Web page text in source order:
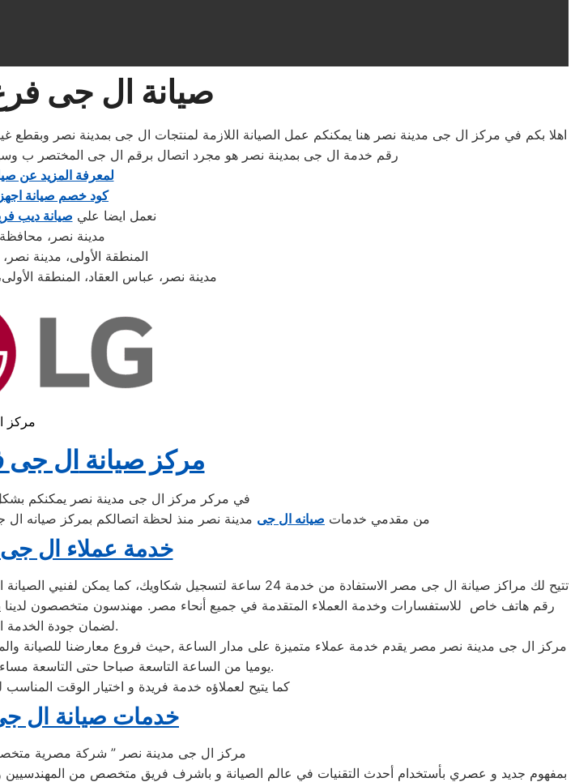
صيانة ال جى
اهلا بكم في مركز ال جى مدينة نصر هنا يمكنكم عمل الصيانة اللازمة لمنتجات ال جى بمدينة نصر
رقم خدمة ال جى بمدينة نصر هو مجرد اتصال برقم ال جى المختصر ب
لمعرفة المزيد عن
كود خصم صيانة
نعمل ايضا علي صيانة ديب
مدينة نصر، محافظة
المنطقة الأولى، مدينة
مدينة نصر، عباس العقاد، المنطقة
مركز
مركز صيانة ال جى
في مركر مركز ال جى مدينة نصر يمكنكم
من مقدمي خدمات صيانه ال جى مدينة نصر منذ لحظة اتصالكم بمركز صيانه
. خدمة عملاء ال
تتيح لك مراكز صيانة ال جى مصر الاستفادة من خدمة 24 ساعة
رقم هاتف خاص للاستفسارات وخدمة العملاء المتقدمة في جميع أنحاء مصر. مهندسون متخصصون
لضمان جودة الخدمة التي نقدمها.
مركز ال جى مدينة نصر مصر يقدم خدمة عملاء متميزة على مدار الساعة ,حيث فروع معارضنا للصيانة
يوميا من الساعة التاسعة صباحا حتى التاسعة مساء من خلال الرقم المختصر لخدمة العملاء.
كما يتيح لعملاؤه خدمة فريدة و اختيار الوقت
خدمات صيانة ال
مركز ال جى مدينة نصر ” شركة مصرية
بمفهوم جديد و عصري بأستخدام أحدث التقنيات في عالم الصيانة و باشرف فريق متخصص من المهندسيين